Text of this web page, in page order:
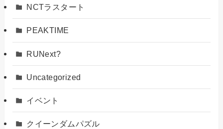
NCTラスタート
PEAKTIME
RUNext?
Uncategorized
イベント
クイーンダムパズル